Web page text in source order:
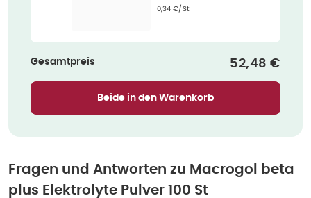
Grundpreis
0,34 €/St
Gesamtpreis 52,48 €
Beide in den Warenkorb
Fragen und Antworten zu Macrogol beta
plus Elektrolyte Pulver 100 St